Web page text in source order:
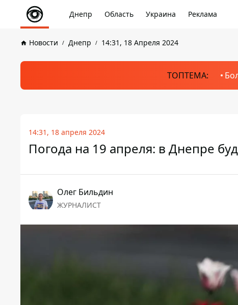
Днепр Область Украина Реклама
Новости Днепр 14:31, 18 Апреля 2024
ТОПТЕМА:
14:31, 18 апреля 2024
Погода на 19 апреля: в Днепре
Олег Бильдин
ЖУРНАЛИСТ